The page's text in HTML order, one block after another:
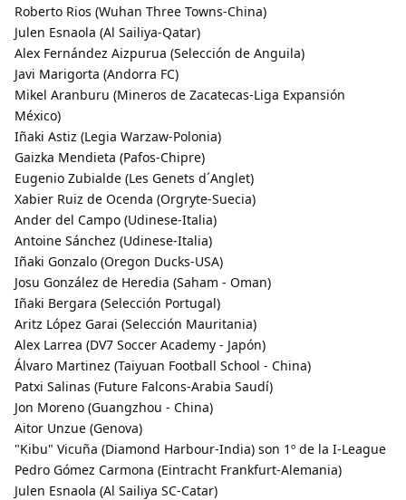
Roberto Rios (Wuhan Three Towns-China)
Julen Esnaola (Al Sailiya-Qatar)
Alex Fernández Aizpurua (Selección de Anguila)
Javi Marigorta (Andorra FC)
Mikel Aranburu (Mineros de Zacatecas-Liga Expansión
México)
Iñaki Astiz (Legia Warzaw-Polonia)
Gaizka Mendieta (Pafos-Chipre)
Eugenio Zubialde (Les Genets d´Anglet)
Xabier Ruiz de Ocenda (Orgryte-Suecia)
Ander del Campo (Udinese-Italia)
Antoine Sánchez (Udinese-Italia)
Iñaki Gonzalo (Oregon Ducks-USA)
Josu González de Heredia (Saham - Oman)
Iñaki Bergara (Selección Portugal)
Aritz López Garai (Selección Mauritania)
Alex Larrea (DV7 Soccer Academy - Japón)
Álvaro Martinez (Taiyuan Football School - China)
Patxi Salinas (Future Falcons-Arabia Saudí)
Jon Moreno (Guangzhou - China)
Aitor Unzue (Genova)
"Kibu" Vicuña (Diamond Harbour-India) son 1º de la I-League
Pedro Gómez Carmona (Eintracht Frankfurt-Alemania)
Julen Esnaola (Al Sailiya SC-Catar)